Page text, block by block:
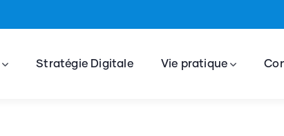
Stratégie Digitale Vie pratique